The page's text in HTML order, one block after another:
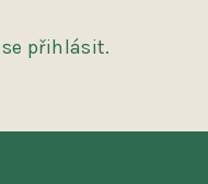
přihlásit.